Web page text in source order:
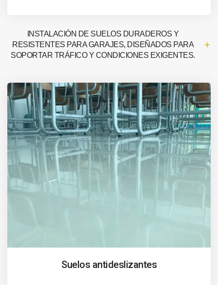
INSTALACIÓN DE SUELOS DURADEROS Y
RESISTENTES PARA GARAJES, DISEÑADOS PARA
SOPORTAR TRÁFICO Y CONDICIONES EXIGENTES.
Suelos antideslizantes